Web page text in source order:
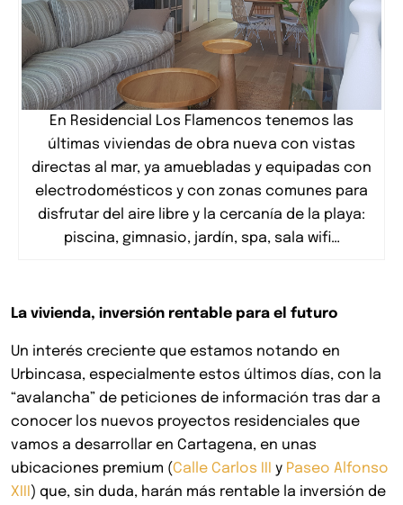
En Residencial Los Flamencos tenemos las
últimas viviendas de obra nueva con vistas
directas al mar, ya amuebladas y equipadas con
electrodomésticos y con zonas comunes para
disfrutar del aire libre y la cercanía de la playa:
piscina, gimnasio, jardín, spa, sala wifi…
La vivienda, inversión rentable para el futuro
Un interés creciente que estamos notando en
Urbincasa, especialmente estos últimos días, con la
“avalancha” de peticiones de información tras dar a
conocer los nuevos proyectos residenciales que
vamos a desarrollar en Cartagena, en unas
ubicaciones premium (Calle Carlos III y Paseo Alfonso
XIII
) que, sin duda, harán más rentable la inversión de